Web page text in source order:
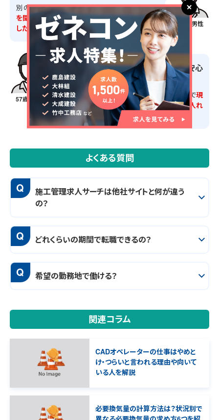
50歳・男性
別の業務をしたいと相談したところ、細かく要望
を聞いてくれ希望通りの現場を紹介してもらえま
した。
57歳・男性
スケールが大きい会社なので安定感・安心
感がある
建設派遣業を30年以上やっている会社なので現
場にもよく知られていて、スムーズに仕事に入れ
る等の安心感があります。
よくある質問
Q
施工管理求人サーチは他社サイトと何が違う
の？
Q どれくらいの期間で転職できるの？
Q 希望の勤務地で働ける？
関連コラム
CADオペレーターの仕事はやめと
け・つらいと言われる理由や向いて
いる人を解説
必要換気量の計算方法は？状況別で